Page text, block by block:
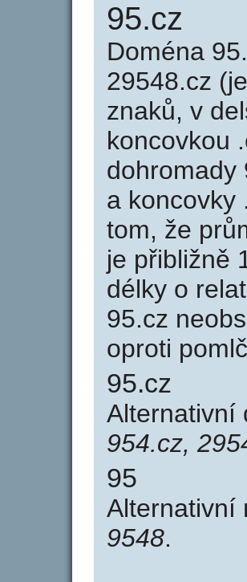
95.cz
Doména
29548.cz
znaků, v
koncovkou
dohromady
a koncovky
tom, že
je přibližně
délky o
95.cz
oproti
95.cz
Alternativní
954.cz,
95
Alternativní
9548.